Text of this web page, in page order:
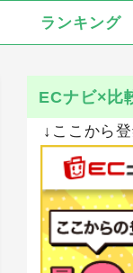
ランキング
ECナビ×比
↓ここから登